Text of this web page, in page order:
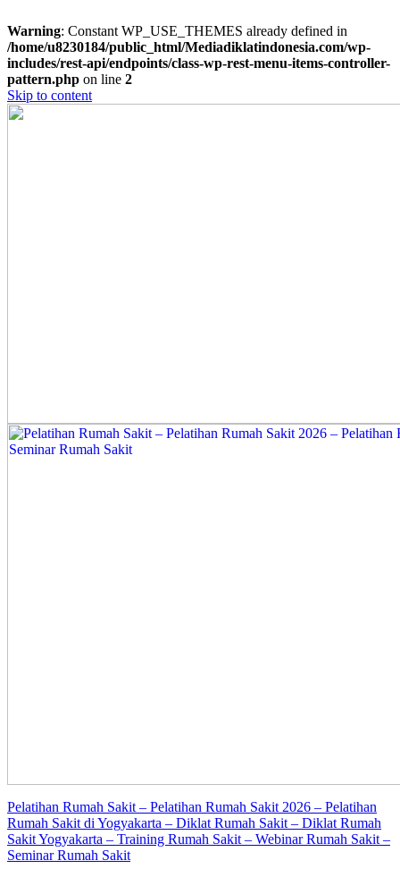
Warning: Constant WP_USE_THEMES already defined in
/home/u8230184/public_html/Mediadiklatindonesia.com/wp-
includes/rest-api/endpoints/class-wp-rest-menu-items-controller-
pattern.php on line 2
Skip to content
Pelatihan Rumah Sakit – Pelatihan Rumah Sakit 2026 – Pelatihan
Rumah Sakit di Yogyakarta – Diklat Rumah Sakit – Diklat Rumah
Sakit Yogyakarta – Training Rumah Sakit – Webinar Rumah Sakit –
Seminar Rumah Sakit